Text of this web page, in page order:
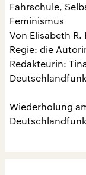
Fahrschule,
Feminismus
Von Elisabeth R.
Regie: die
Redakteurin:
Wiederholung